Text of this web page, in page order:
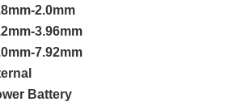
2.0mm
3.96mm
7.92mm
Battery